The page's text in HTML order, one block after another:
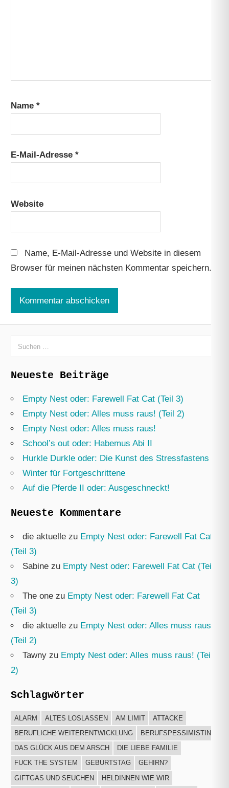
Name*
E-Mail-Adresse*
Website
Name, E-Mail-Adresse und Website in diesem
Browser für meinen nächsten Kommentar speichern.
Suchen
nach:
Neueste Beiträge
Empty Nest oder: Farewell Fat Cat (Teil 3)
Empty Nest oder: Alles muss raus! (Teil 2)
Empty Nest oder: Alles muss raus!
School’s out oder: Habemus Abi II
Hurkle Durkle oder: Die Kunst des Stressfastens
Winter für Fortgeschrittene
Auf die Pferde II oder: Ausgeschneckt!
Neueste Kommentare
die aktuelle zu Empty Nest oder: Farewell Fat Cat
(Teil 3)
Sabine zu Empty Nest oder: Farewell Fat Cat (Teil
3)
The one zu Empty Nest oder: Farewell Fat Cat
(Teil 3)
die aktuelle zu Empty Nest oder: Alles muss raus!
(Teil 2)
Tawny zu Empty Nest oder: Alles muss raus! (Teil
2)
Schlagwörter
ALARM ALTES LOSLASSEN AM LIMIT
ATTACKE
BERUFLICHE WEITERENTWICKLUNG
BERUFSPESSIMISTIN
DAS GLÜCK AUS DEM ARSCH
DIE LIEBE FAMILIE
FUCK THE SYSTEM
GEBURTSTAG
GEHIRN?
GIFTGAS UND SEUCHEN
HELDINNEN WIE WIR